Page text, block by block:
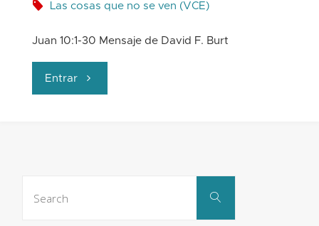
Las cosas que no se ven (VCE)
Juan 10:1-30 Mensaje de David F. Burt
Entrar"El
Search